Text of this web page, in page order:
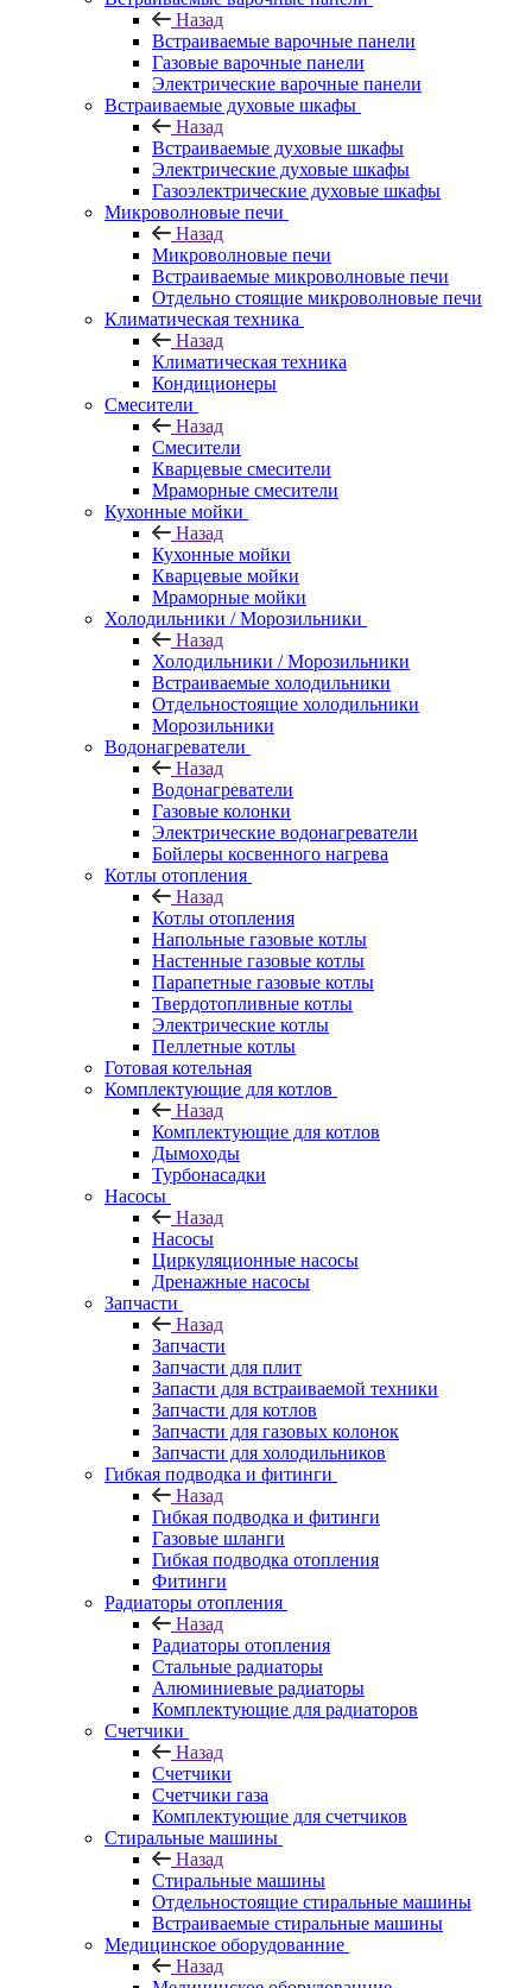
Назад
Встраиваемые варочные панели
Газовые варочные панели
Электрические варочные панели
Встраиваемые духовые шкафы
Назад
Встраиваемые духовые шкафы
Электрические духовые шкафы
Газоэлектрические духовые шкафы
Микроволновые печи
Назад
Микроволновые печи
Встраиваемые микроволновые печи
Отдельно стоящие микроволновые печи
Климатическая техника
Назад
Климатическая техника
Кондиционеры
Смесители
Назад
Смесители
Кварцевые смесители
Мраморные смесители
Кухонные мойки
Назад
Кухонные мойки
Кварцевые мойки
Мраморные мойки
Холодильники / Морозильники
Назад
Холодильники / Морозильники
Встраиваемые холодильники
Отдельностоящие холодильники
Морозильники
Водонагреватели
Назад
Водонагреватели
Газовые колонки
Электрические водонагреватели
Бойлеры косвенного нагрева
Котлы отопления
Назад
Котлы отопления
Напольные газовые котлы
Настенные газовые котлы
Парапетные газовые котлы
Твердотопливные котлы
Электрические котлы
Пеллетные котлы
Готовая котельная
Комплектующие для котлов
Назад
Комплектующие для котлов
Дымоходы
Турбонасадки
Насосы
Назад
Насосы
Циркуляционные насосы
Дренажные насосы
Запчасти
Назад
Запчасти
Запчасти для плит
Запасти для встраиваемой техники
Запчасти для котлов
Запчасти для газовых колонок
Запчасти для холодильников
Гибкая подводка и фитинги
Назад
Гибкая подводка и фитинги
Газовые шланги
Гибкая подводка отопления
Фитинги
Радиаторы отопления
Назад
Радиаторы отопления
Стальные радиаторы
Алюминиевые радиаторы
Комплектующие для радиаторов
Счетчики
Назад
Счетчики
Счетчики газа
Комплектующие для счетчиков
Стиральные машины
Назад
Стиральные машины
Отдельностоящие стиральные машины
Встраиваемые стиральные машины
Медицинское оборудованние
Назад